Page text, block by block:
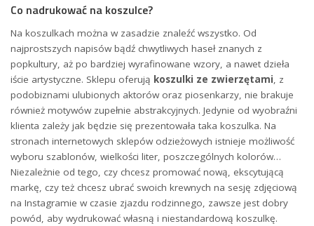
Co nadrukować na koszulce?
Na koszulkach można w zasadzie znaleźć wszystko. Od
najprostszych napisów bądź chwytliwych haseł znanych z
popkultury, aż po bardziej wyrafinowane wzory, a nawet dzieła
iście artystyczne. Sklepu oferują koszulki ze zwierzętami, z
podobiznami ulubionych aktorów oraz piosenkarzy, nie brakuje
również motywów zupełnie abstrakcyjnych. Jedynie od wyobraźni
klienta zależy jak będzie się prezentowała taka koszulka. Na
stronach internetowych sklepów odzieżowych istnieje możliwość
wyboru szablonów, wielkości liter, poszczególnych kolorów…
Niezależnie od tego, czy chcesz promować nową, ekscytującą
markę, czy też chcesz ubrać swoich krewnych na sesję zdjęciową
na Instagramie w czasie zjazdu rodzinnego, zawsze jest dobry
powód, aby wydrukować własną i niestandardową koszulkę.